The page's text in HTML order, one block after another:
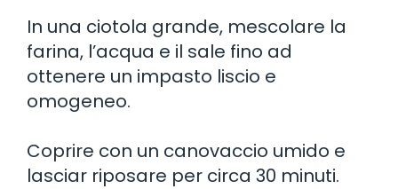
In una ciotola grande, mescolare la
farina, l’acqua e il sale fino ad
ottenere un impasto liscio e
omogeneo.
Coprire con un canovaccio umido e
lasciar riposare per circa 30 minuti.